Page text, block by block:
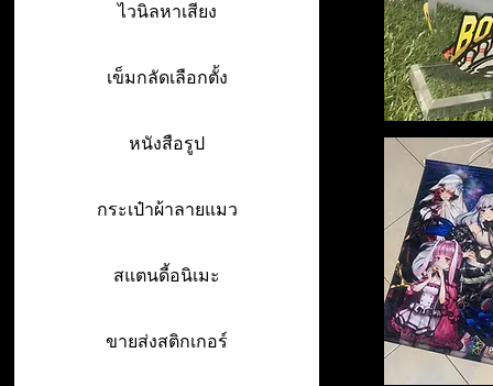
ไวนิลหาเสียง
เข็มกลัดเลือกตั้ง
หนังสือรูป
กระเป๋าผ้าลายแมว
สแตนดี้อนิเมะ
ขายส่งสติกเกอร์